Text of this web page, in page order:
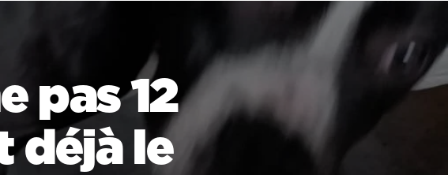
pas 12
déjà le